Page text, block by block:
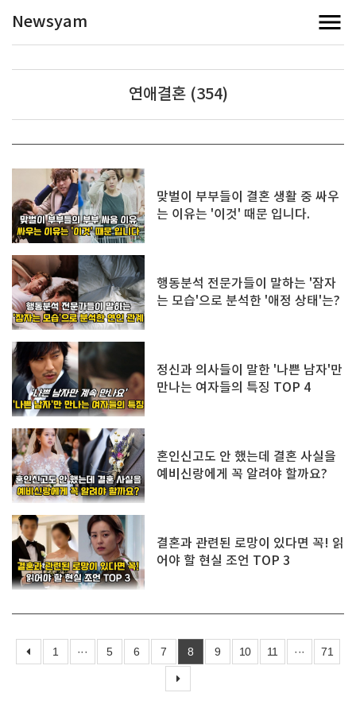
Newsyam
연애결혼 (354)
맞벌이 부부들이 결혼 생활 중 싸우
는 이유는 '이것' 때문 입니다.
행동분석 전문가들이 말하는 '잠자
는 모습'으로 분석한 '애정 상태'는?
정신과 의사들이 말한 '나쁜 남자'만
만나는 여자들의 특징 TOP 4
혼인신고도 안 했는데 결혼 사실을
예비신랑에게 꼭 알려야 할까요?
결혼과 관련된 로망이 있다면 꼭! 읽
어야 할 현실 조언 TOP 3
1 ··· 5 6 7 8 9 10 11 ··· 71